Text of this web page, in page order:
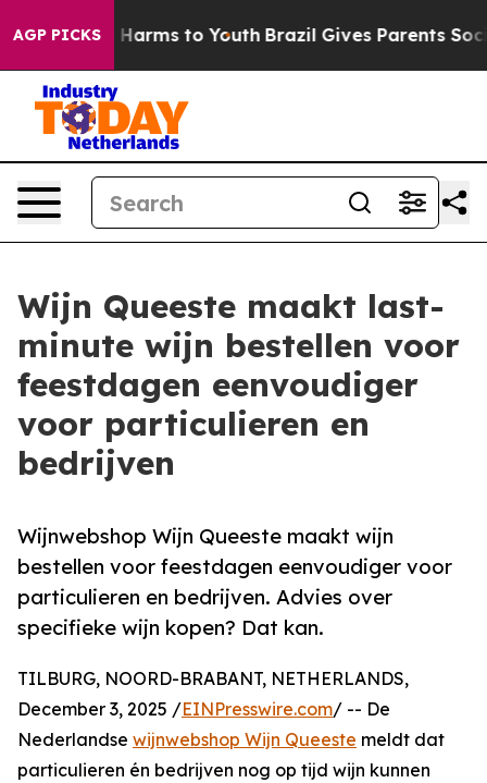
AGP PICKS
Abate Harms to Youth Brazil Gives Parents Social
Wijn Queeste maakt last-
minute wijn bestellen voor
feestdagen eenvoudiger
voor particulieren en
bedrijven
Wijnwebshop Wijn Queeste maakt wijn
bestellen voor feestdagen eenvoudiger voor
particulieren en bedrijven. Advies over
specifieke wijn kopen? Dat kan.
TILBURG, NOORD-BRABANT, NETHERLANDS,
December 3, 2025 /EINPresswire.com/ -- De
Nederlandse wijnwebshop Wijn Queeste meldt dat
particulieren én bedrijven nog op tijd wijn kunnen